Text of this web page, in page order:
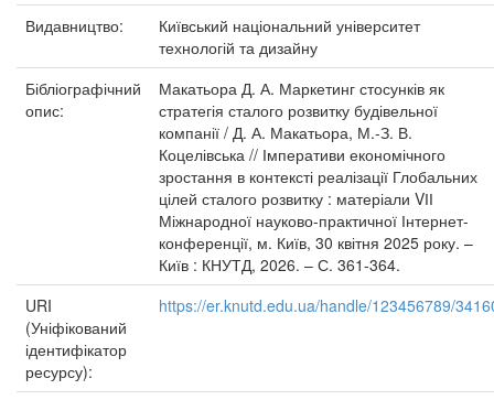
Видавництво:
Київський національний університет
технологій та дизайну
Бібліографічний
опис:
Макатьора Д. А. Маркетинг стосунків як
стратегія сталого розвитку будівельної
компанії / Д. А. Макатьора, М.-З. В.
Коцелівська // Імперативи економічного
зростання в контексті реалізації Глобальних
цілей сталого розвитку : матеріали VІІ
Міжнародної науково-практичної Інтернет-
конференції, м. Київ, 30 квітня 2025 року. –
Київ : КНУТД, 2026. – С. 361-364.
URI
(Уніфікований
ідентифікатор
ресурсу):
https://er.knutd.edu.ua/handle/123456789/